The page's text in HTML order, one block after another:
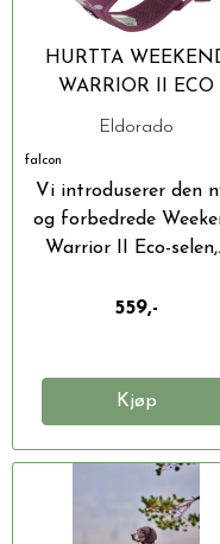
HURTTA
WARRIOR II ECO
HUNDESELE
Eldorado
falcon
Vi introduserer den
og forbedrede
Warrior II Eco-
559,-
Kjøp